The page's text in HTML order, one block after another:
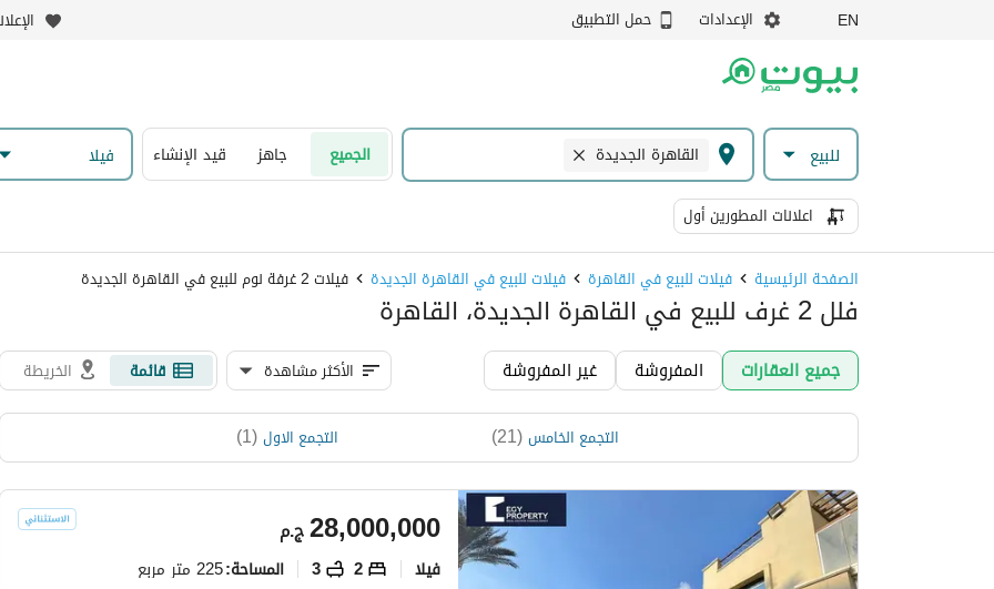
EN الإعدادات حمل التطبيق
للبيع القاهرة الجديدة الجميع جاهز قيد الإنشاء فیلا
اعلانات المطورين أول
الصفحة الرئيسية فيلات للبيع في القاهرة فيلات للبيع في القاهرة الجديدة فيلات 2 غرفة نوم للبيع في القاهرة الجديدة
فلل 2 غرف للبيع في القاهرة الجديدة، القاهرة
جميع العقارات المفروشة غير المفروشة الأكثر مشاهدة قائمة الخريطة
التجمع الخامس (
21
) التجمع الاول(
1
)
ج.م28,000,000
فیلا 2
3 المساحة:225 متر مربع